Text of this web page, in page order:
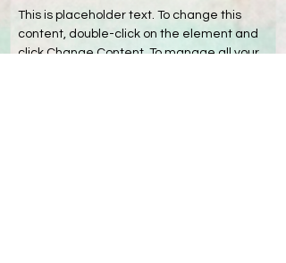
This is placeholder text. To change this
content, double-click on the element and
click Change Content. To manage all your